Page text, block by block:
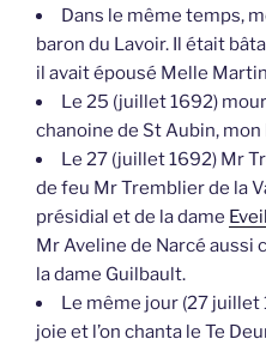
Dans le même temps,
baron du Lavoir. Il était
il avait épousé Melle
Le 25 (juillet 1692)
chanoine de St Aubin,
Le 27 (juillet 1692) Mr
de feu Mr Tremblier de la
présidial et de la dame
Mr Aveline de Narcé aussi
la dame Guilbault.
Le même jour (27 juillet
joie et l’on chanta le Te